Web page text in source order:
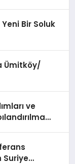
Bir Soluk
Ümitköy/
ve
Suriye